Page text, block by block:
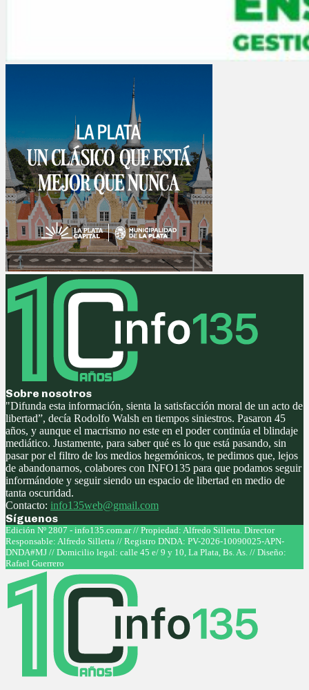
Sobre nosotros
"Difunda esta información, sienta la satisfacción moral de un acto de
libertad”, decía Rodolfo Walsh en tiempos siniestros. Pasaron 45
años, y aunque el macrismo no este en el poder continúa el blindaje
mediático. Justamente, para saber qué es lo que está pasando, sin
pasar por el filtro de los medios hegemónicos, te pedimos que, lejos
de abandonarnos, colabores con INFO135 para que podamos seguir
informándote y seguir siendo un espacio de libertad en medio de
tanta oscuridad.
Contacto: info135web@gmail.com
Síguenos
Facebook
Twitter
Instagram
Youtube
Edición Nº 2807 - info135.com.ar // Propiedad: Alfredo Silletta. Director
Responsable: Alfredo Silletta // Registro DNDA: PV-2026-10090025-APN-
DNDA#MJ // Domicilio legal: calle 45 e/ 9 y 10, La Plata, Bs. As. // Diseño:
Rafael Guerrero